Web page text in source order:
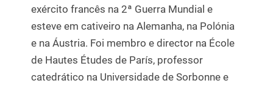
exército francês na 2ª Guerra Mundial e
esteve em cativeiro na Alemanha, na Polónia
e na Áustria. Foi membro e director na École
de Hautes Études de París, professor
catedrático na Universidade de Sorbonne e